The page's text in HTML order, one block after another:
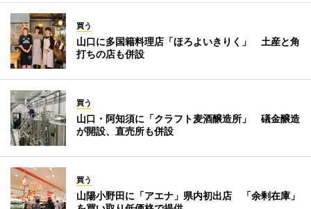
買う
山口に多国籍料理店「ほろよいきりく」 土産と角
打ちの店も併設
買う
山口・阿知須に「クラフト麦酒醸造所」 礒金醸造
が開設、直売所も併設
買う
山陽小野田に「アエナ」県内初出店 「余剰在庫」